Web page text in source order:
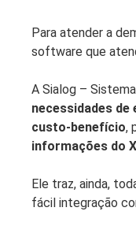
Para atender a
software que
A Sialog –
necessidades
custo-benefício,
informações do
Ele traz, ainda,
fácil integração